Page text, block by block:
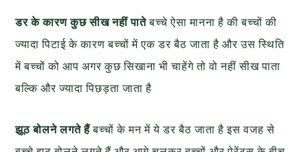
डर के कारण कुछ सीख नहीं पातेबच्चे ऐसा मानना है की बच्चों की
ज्यादा पिटाई के कारण बच्चों में एक डर बैठ जाता है और उस स्थिति
में बच्चों को आप अगर कुछ सिखाना भी चाहेंगे तो वो नहीं सीख पाता
बल्कि और ज्यादा पिछड़ता जाता है
झूठ बोलने लगते हैंबच्चों के मन में ये डर बैठ जाता है इस वजह से